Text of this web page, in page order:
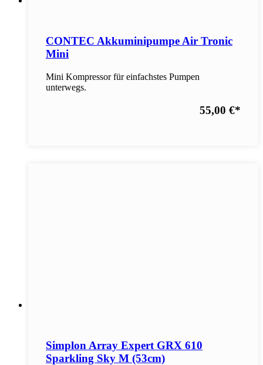
CONTEC Akkuminipumpe Air Tronic
Mini
Mini Kompressor für einfachstes Pumpen
unterwegs.
55,00 €*
Simplon Array Expert GRX 610
Sparkling Sky M (53cm)